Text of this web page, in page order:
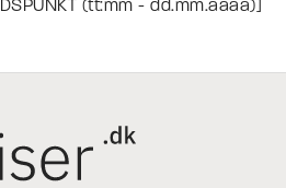
(tt:mm - dd.mm.åååå)]